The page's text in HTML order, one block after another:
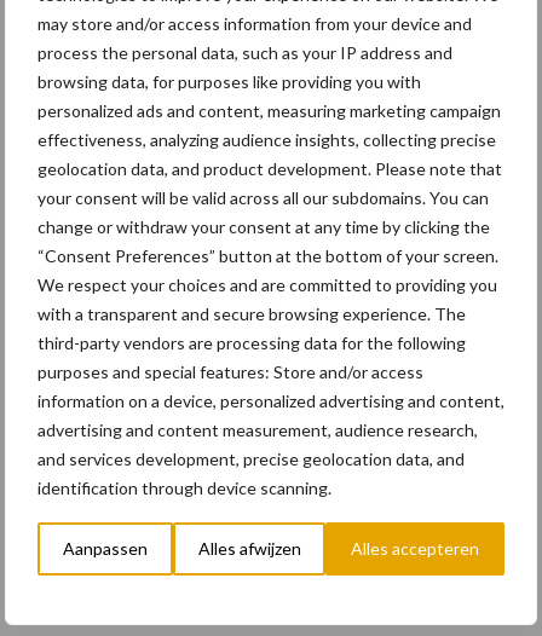
may store and/or access information from your device and
process the personal data, such as your IP address and
browsing data, for purposes like providing you with
personalized ads and content, measuring marketing campaign
effectiveness, analyzing audience insights, collecting precise
geolocation data, and product development. Please note that
your consent will be valid across all our subdomains. You can
change or withdraw your consent at any time by clicking the
“Consent Preferences” button at the bottom of your screen.
We respect your choices and are committed to providing you
with a transparent and secure browsing experience. The
third-party vendors are processing data for the following
purposes and special features: Store and/or access
information on a device, personalized advertising and content,
advertising and content measurement, audience research,
and services development, precise geolocation data, and
identification through device scanning.
Aanpassen Alles afwijzen Alles accepteren
17 dec Engcon lanceert EC02 Basic
"Universele componenten en
hufterproof"
Rototilt introduceert
draaikantelstukken in drie nieuwe
landen
Toon meer